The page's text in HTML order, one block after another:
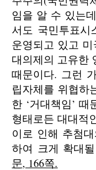
임을 알 수 있는
서도 국민투표시
운영되고 있고
대의제의 고유한
때문이다. 그런
립자체를 위협하
한 ‘거대책임’
형태로든 대대적
이로 인해 추첨
하여 크게 확대
문, 166쪽.